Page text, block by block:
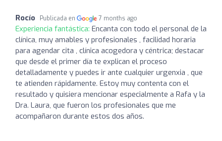
Rocío Publicada en 7 months ago
Experiencia fantástica: Encanta con todo el personal de la
clínica, muy amables y profesionales , facilidad horaria
para agendar cita , clínica acogedora y céntrica; destacar
que desde el primer día te explican el proceso
detalladamente y puedes ir ante cualquier urgenxia , que
te atienden rápidamente. Estoy muy contenta con el
resultado y quisiera mencionar especialmente a Rafa y la
Dra. Laura, que fueron los profesionales que me
acompañaron durante estos dos años.